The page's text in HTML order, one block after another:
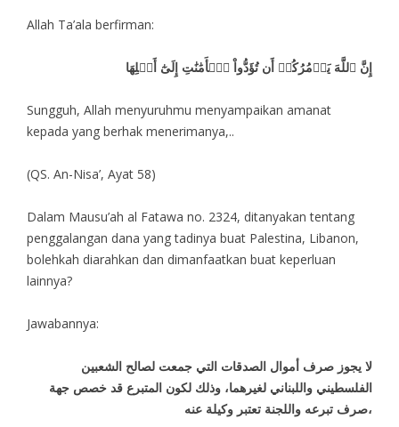
Allah Ta’ala berfirman:
إِنَّ ٱللَّهَ يَأۡمُرُكُمۡ أَن تُؤَدُّواْ ٱلۡأَمَٰنَٰتِ إِلَىٰٓ أَهۡلِهَا
Sungguh, Allah menyuruhmu menyampaikan amanat
kepada yang berhak menerimanya,..
(QS. An-Nisa’, Ayat 58)
Dalam Mausu’ah al Fatawa no. 2324, ditanyakan tentang
penggalangan dana yang tadinya buat Palestina, Libanon,
bolehkah diarahkan dan dimanfaatkan buat keperluan
lainnya?
Jawabannya:
لا يجوز صرف أموال الصدقات التي جمعت لصالح الشعبين
الفلسطيني واللبناني لغيرهما، وذلك لكون المتبرع قد خصص جهة
صرف تبرعه واللجنة تعتبر وكيلة عنه،